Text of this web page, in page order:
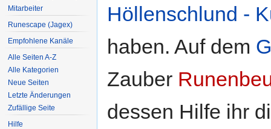
Höllenschlund -
haben. Auf dem
Zauber
dessen Hilfe ihr
Mitarbeiter
Runescape (Jagex)
Empfohlene Kanäle
Alle Seiten A-Z
Alle Kategorien
Neue Seiten
Letzte Änderungen
Zufällige Seite
Hilfe